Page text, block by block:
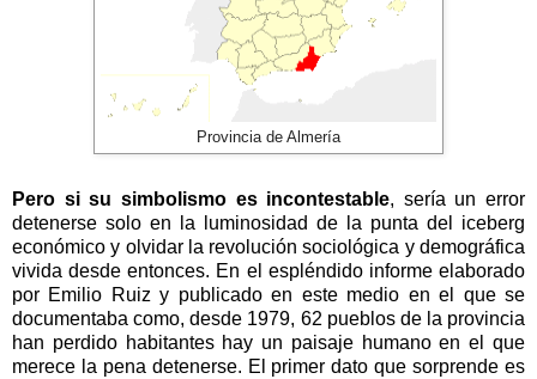
Provincia de Almería
Pero si su simbolismo es incontestable, sería un error
detenerse solo en la luminosidad de la punta del iceberg
económico y olvidar la revolución sociológica y demográfica
vivida desde entonces. En el espléndido informe elaborado
por Emilio Ruiz y publicado en este medio en el que se
documentaba como, desde 1979, 62 pueblos de la provincia
han perdido habitantes hay un paisaje humano en el que
merece la pena detenerse. El primer dato que sorprende es